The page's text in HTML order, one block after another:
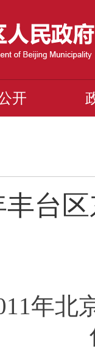
开
丰台
年北